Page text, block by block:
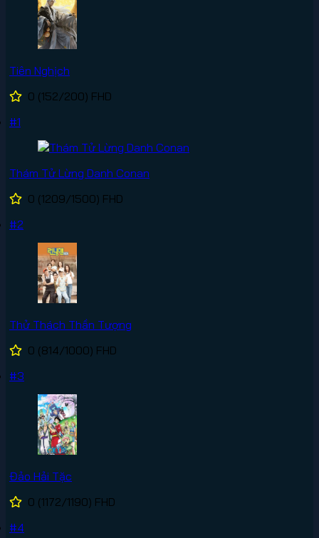
Tiên Nghịch
0 (152/200) FHD
#1
Thám Tử Lừng Danh Conan
0 (1209/1500) FHD
#2
Thử Thách Thần Tượng
0 (814/1000) FHD
#3
Đảo Hải Tặc
0 (1172/1190) FHD
#4